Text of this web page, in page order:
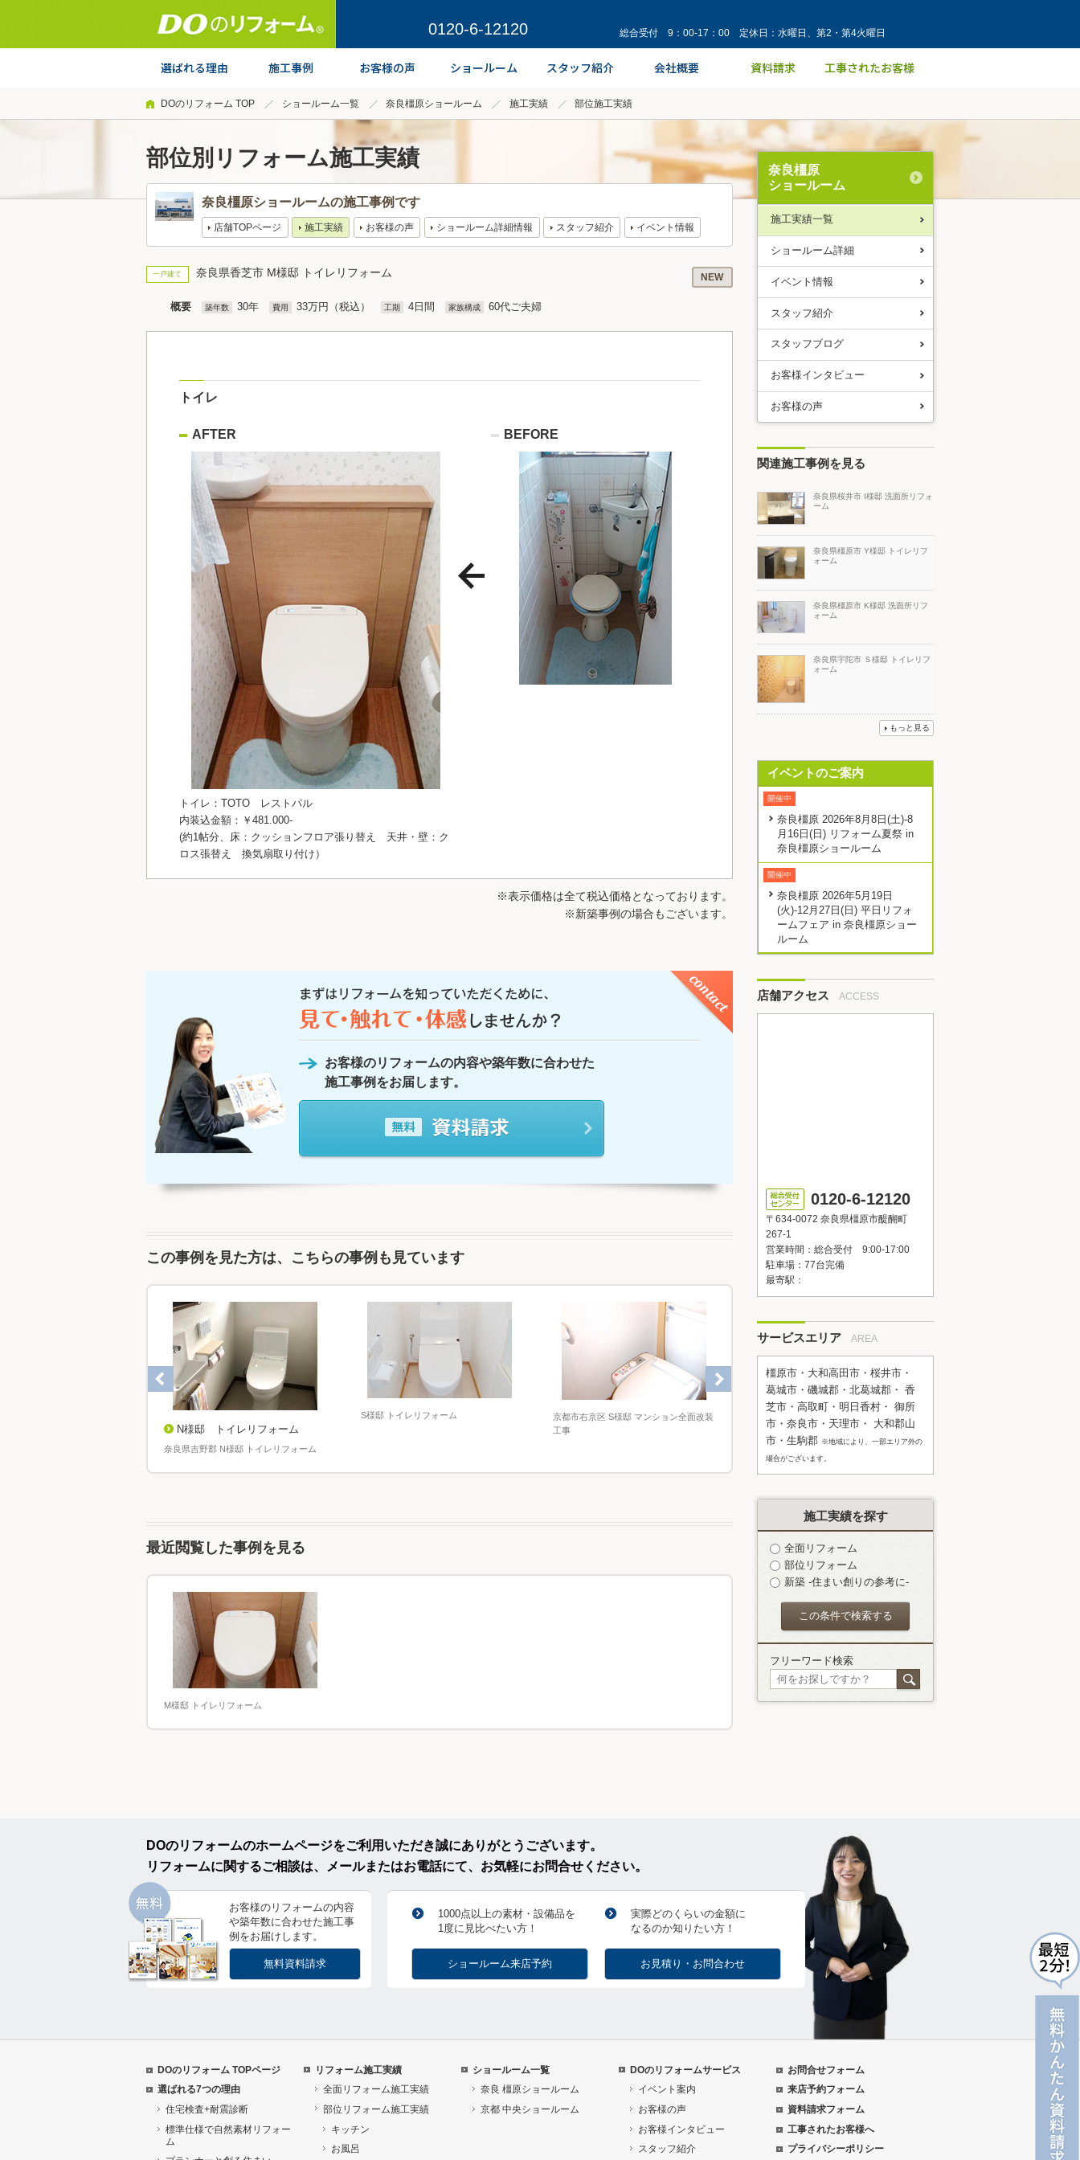
0120-6-12120 総合受付 9：00-17：00 定休日：水曜日、第2・第4火曜日
DOのリフォーム TOP ショールーム一覧 奈良橿原ショールーム 施工実績 部位施工実績
部位別リフォーム施工実績
奈良橿原ショールームの施工事例です
店舗TOPページ 施工実績 お客様の声 ショールーム詳細情報 スタッフ紹介 イベント情報
一戸建て 奈良県香芝市 M様邸 トイレリフォーム NEW
概要 築年数 30年 費用 33万円（税込） 工期 4日間 家族構成 60代ご夫婦
トイレ
BEFORE
AFTER
トイレ：TOTO レストパル
内装込金額：￥481.000-
(約1帖分、床：クッションフロア張り替え 天井・壁：ク
ロス張替え 換気扇取り付け）
※表示価格は全て税込価格となっております。
※新築事例の場合もございます。
お客様のリフォームの内容や築年数に合わせた
施工事例をお届します。
この事例を見た方は、こちらの事例も見ています
N様邸 トイレリフォーム
奈良県吉野郡 N様邸 トイレリフォーム
S様邸 トイレリフォーム
京都市右京区 S様邸 マンション全面改装
工事
T様邸 トイレリフォーム
最近閲覧した事例を見る
M様邸 トイレリフォーム
奈良橿原
ショールーム
施工実績一覧
ショールーム詳細
イベント情報
スタッフ紹介
スタッフブログ
お客様インタビュー
お客様の声
関連施工事例を見る
奈良県桜井市 I様邸 洗面所リフォ
ーム
奈良県橿原市 Y様邸 トイレリフ
ォーム
奈良県橿原市 K様邸 洗面所リフ
ォーム
奈良県宇陀市 Ｓ様邸 トイレリフ
ォーム
もっと見る
イベントのご案内
開催中
奈良橿原 2026年8月8日(土)-8
月16日(日) リフォーム夏祭 in
奈良橿原ショールーム
開催中
奈良橿原 2026年5月19日
(火)-12月27日(日) 平日リフォ
ームフェア in 奈良橿原ショー
ルーム
店舗アクセス ACCESS
0120-6-12120
〒634-0072 奈良県橿原市醍醐町
267-1
営業時間：総合受付 9:00-17:00
駐車場：77台完備
最寄駅：
サービスエリア AREA
橿原市・大和高田市・桜井市・
葛城市・磯城郡・北葛城郡・ 香
芝市・高取町・明日香村・ 御所
市・奈良市・天理市・ 大和郡山
市・生駒郡 ※地域により、一部エリア外の
場合がございます。
施工実績を探す
全面リフォーム
部位リフォーム
新築 -住まい創りの参考に-
フリーワード検索
DOのリフォームのホームページをご利用いただき誠にありがとうございます。
リフォームに関するご相談は、メールまたはお電話にて、お気軽にお問合せください。
お客様のリフォームの内容
や築年数に合わせた施工事
例をお届けします。
無料資料請求
1000点以上の素材・設備品を
1度に見比べたい方！
ショールーム来店予約
実際どのくらいの金額に
なるのか知りたい方！
お見積り・お問合わせ
DOのリフォーム TOPページ
選ばれる7つの理由
住宅検査+耐震診断
標準仕様で自然素材リフォー
ム
リフォーム施工実績
全面リフォーム施工実績
部位リフォーム施工実績
キッチン
お風呂
ショールーム一覧
奈良 橿原ショールーム
京都 中央ショールーム
DOのリフォームサービス
イベント案内
お客様の声
お客様インタビュー
スタッフ紹介
お問合せフォーム
来店予約フォーム
資料請求フォーム
工事されたお客様へ
プライバシーポリシー